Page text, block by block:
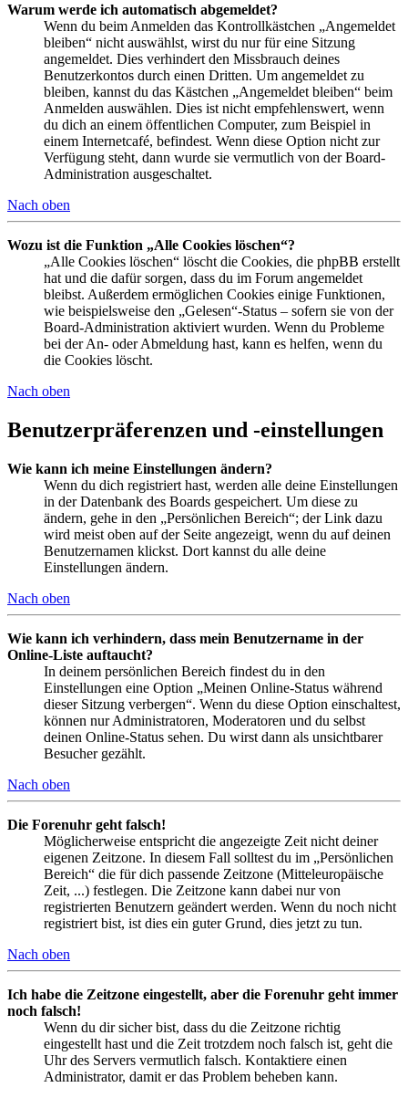
Warum werde ich automatisch abgemeldet?
Wenn du beim Anmelden das Kontrollkästchen „Angemeldet
bleiben“ nicht auswählst, wirst du nur für eine Sitzung
angemeldet. Dies verhindert den Missbrauch deines
Benutzerkontos durch einen Dritten. Um angemeldet zu
bleiben, kannst du das Kästchen „Angemeldet bleiben“ beim
Anmelden auswählen. Dies ist nicht empfehlenswert, wenn
du dich an einem öffentlichen Computer, zum Beispiel in
einem Internetcafé, befindest. Wenn diese Option nicht zur
Verfügung steht, dann wurde sie vermutlich von der Board-
Administration ausgeschaltet.
Nach oben
Wozu ist die Funktion „Alle Cookies löschen“?
„Alle Cookies löschen“ löscht die Cookies, die phpBB erstellt
hat und die dafür sorgen, dass du im Forum angemeldet
bleibst. Außerdem ermöglichen Cookies einige Funktionen,
wie beispielsweise den „Gelesen“-Status – sofern sie von der
Board-Administration aktiviert wurden. Wenn du Probleme
bei der An- oder Abmeldung hast, kann es helfen, wenn du
die Cookies löscht.
Nach oben
Benutzerpräferenzen und -einstellungen
Wie kann ich meine Einstellungen ändern?
Wenn du dich registriert hast, werden alle deine Einstellungen
in der Datenbank des Boards gespeichert. Um diese zu
ändern, gehe in den „Persönlichen Bereich“; der Link dazu
wird meist oben auf der Seite angezeigt, wenn du auf deinen
Benutzernamen klickst. Dort kannst du alle deine
Einstellungen ändern.
Nach oben
Wie kann ich verhindern, dass mein Benutzername in der
Online-Liste auftaucht?
In deinem persönlichen Bereich findest du in den
Einstellungen eine Option „Meinen Online-Status während
dieser Sitzung verbergen“. Wenn du diese Option einschaltest,
können nur Administratoren, Moderatoren und du selbst
deinen Online-Status sehen. Du wirst dann als unsichtbarer
Besucher gezählt.
Nach oben
Die Forenuhr geht falsch!
Möglicherweise entspricht die angezeigte Zeit nicht deiner
eigenen Zeitzone. In diesem Fall solltest du im „Persönlichen
Bereich“ die für dich passende Zeitzone (Mitteleuropäische
Zeit, ...) festlegen. Die Zeitzone kann dabei nur von
registrierten Benutzern geändert werden. Wenn du noch nicht
registriert bist, ist dies ein guter Grund, dies jetzt zu tun.
Nach oben
Ich habe die Zeitzone eingestellt, aber die Forenuhr geht immer
noch falsch!
Wenn du dir sicher bist, dass du die Zeitzone richtig
eingestellt hast und die Zeit trotzdem noch falsch ist, geht die
Uhr des Servers vermutlich falsch. Kontaktiere einen
Administrator, damit er das Problem beheben kann.